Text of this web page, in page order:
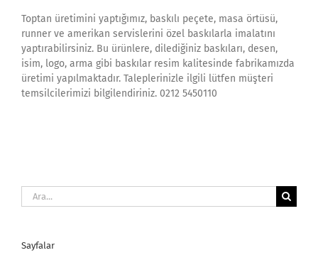
Toptan üretimini yaptığımız, baskılı peçete, masa örtüsü,
runner ve amerikan servislerini özel baskılarla imalatını
yaptırabilirsiniz. Bu ürünlere, dilediğiniz baskıları, desen,
isim, logo, arma gibi baskılar resim kalitesinde fabrikamızda
üretimi yapılmaktadır. Taleplerinizle ilgili lütfen müşteri
temsilcilerimizi bilgilendiriniz. 0212 5450110
Ara:
Sayfalar